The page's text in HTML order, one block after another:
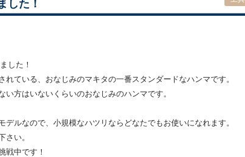
した！
した！
ている、おなじみのマキタの一番スタンダードなハンマです。
方はいないくらいのおなじみのハンマです。
ルなので、小規模なハツリならどなたでもお使いになれます。
さい。
戦中です！